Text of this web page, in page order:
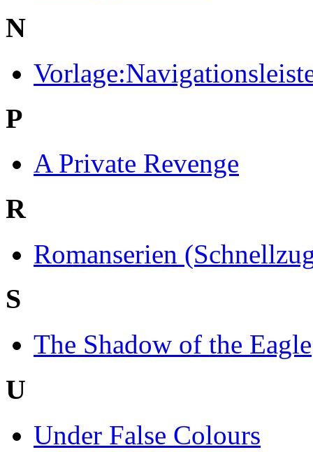
N
P
A Private Revenge
R
Romanserien
S
The Shadow of the Eagle
U
Under False Colours